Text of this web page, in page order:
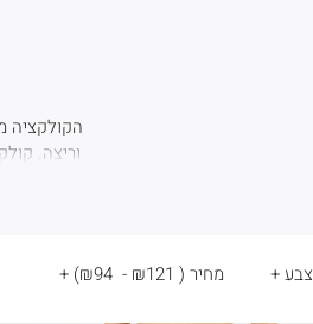
הקולקציה
וריצה.
איכותי
וגופיית
צבע מחיר (
₪121 - ₪94
)